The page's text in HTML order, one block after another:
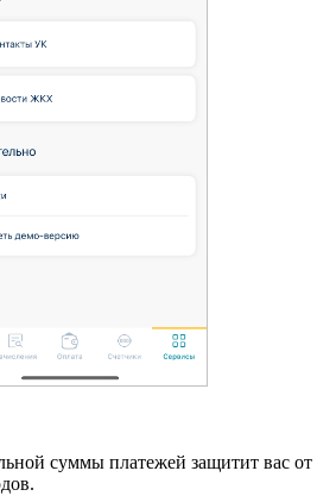
суммы платежей защитит вас от